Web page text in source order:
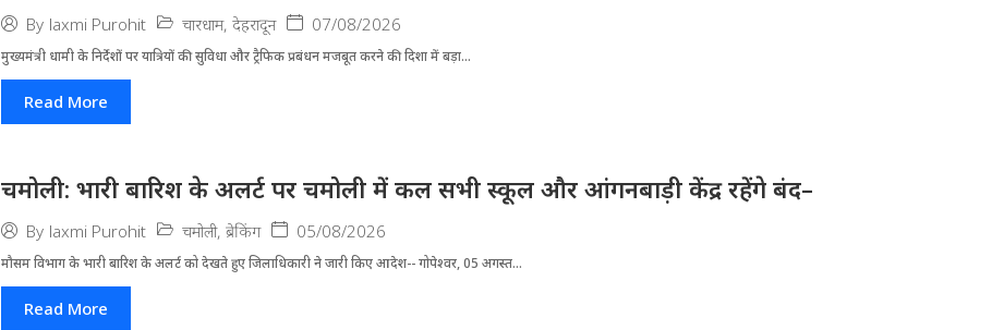
By laxmi Purohit चारधाम, देहरादून 07/08/2026
मुख्यमंत्री धामी के निर्देशों पर यात्रियों की सुविधा और ट्रैफिक प्रबंधन मजबूत करने की दिशा में बड़ा...
Read More
चमोली: भारी बारिश के अलर्ट पर चमोली में कल सभी स्कूल और आंगनबाड़ी केंद्र रहेंगे बंद–
By laxmi Purohit चमोली, ब्रेकिंग 05/08/2026
मौसम विभाग के भारी बारिश के अलर्ट को देखते हुए जिला​धिकारी ने जारी किए आदेश-- गोपेश्वर, 05 अगस्त...
Read More